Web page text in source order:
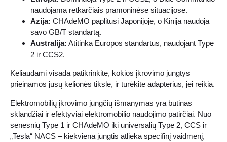
naudojama retkarčiais pramoninėse situacijose.
Azija: CHAdeMO paplitusi Japonijoje, o Kinija naudoja
savo GB/T standartą.
Australija: Atitinka Europos standartus, naudojant Type
2 ir CCS2.
Keliaudami visada patikrinkite, kokios įkrovimo jungtys
prieinamos jūsų kelionės tiksle, ir turėkite adapterius, jei reikia.
Elektromobilių įkrovimo jungčių išmanymas yra būtinas
sklandžiai ir efektyviai elektromobilio naudojimo patirčiai. Nuo
senesnių Type 1 ir CHAdeMO iki universalių Type 2, CCS ir
„Tesla“ NACS – kiekviena jungtis atlieka specifinį vaidmenį,